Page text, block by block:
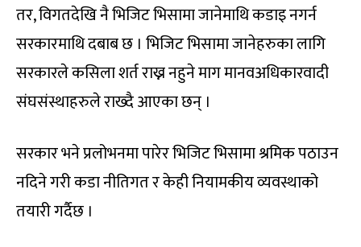
तर, विगतदेखि नै भिजिट भिसामा जानेमाथि कडाइ नगर्न
सरकारमाथि दबाब छ । भिजिट भिसामा जानेहरुका लागि
सरकारले कसिला शर्त राख्न नहुने माग मानवअधिकारवादी
संघसंस्थाहरुले राख्दै आएका छन् ।
सरकार भने प्रलोभनमा पारेर भिजिट भिसामा श्रमिक पठाउन
नदिने गरी कडा नीतिगत र केही नियामकीय व्यवस्थाको
तयारी गर्दैछ ।